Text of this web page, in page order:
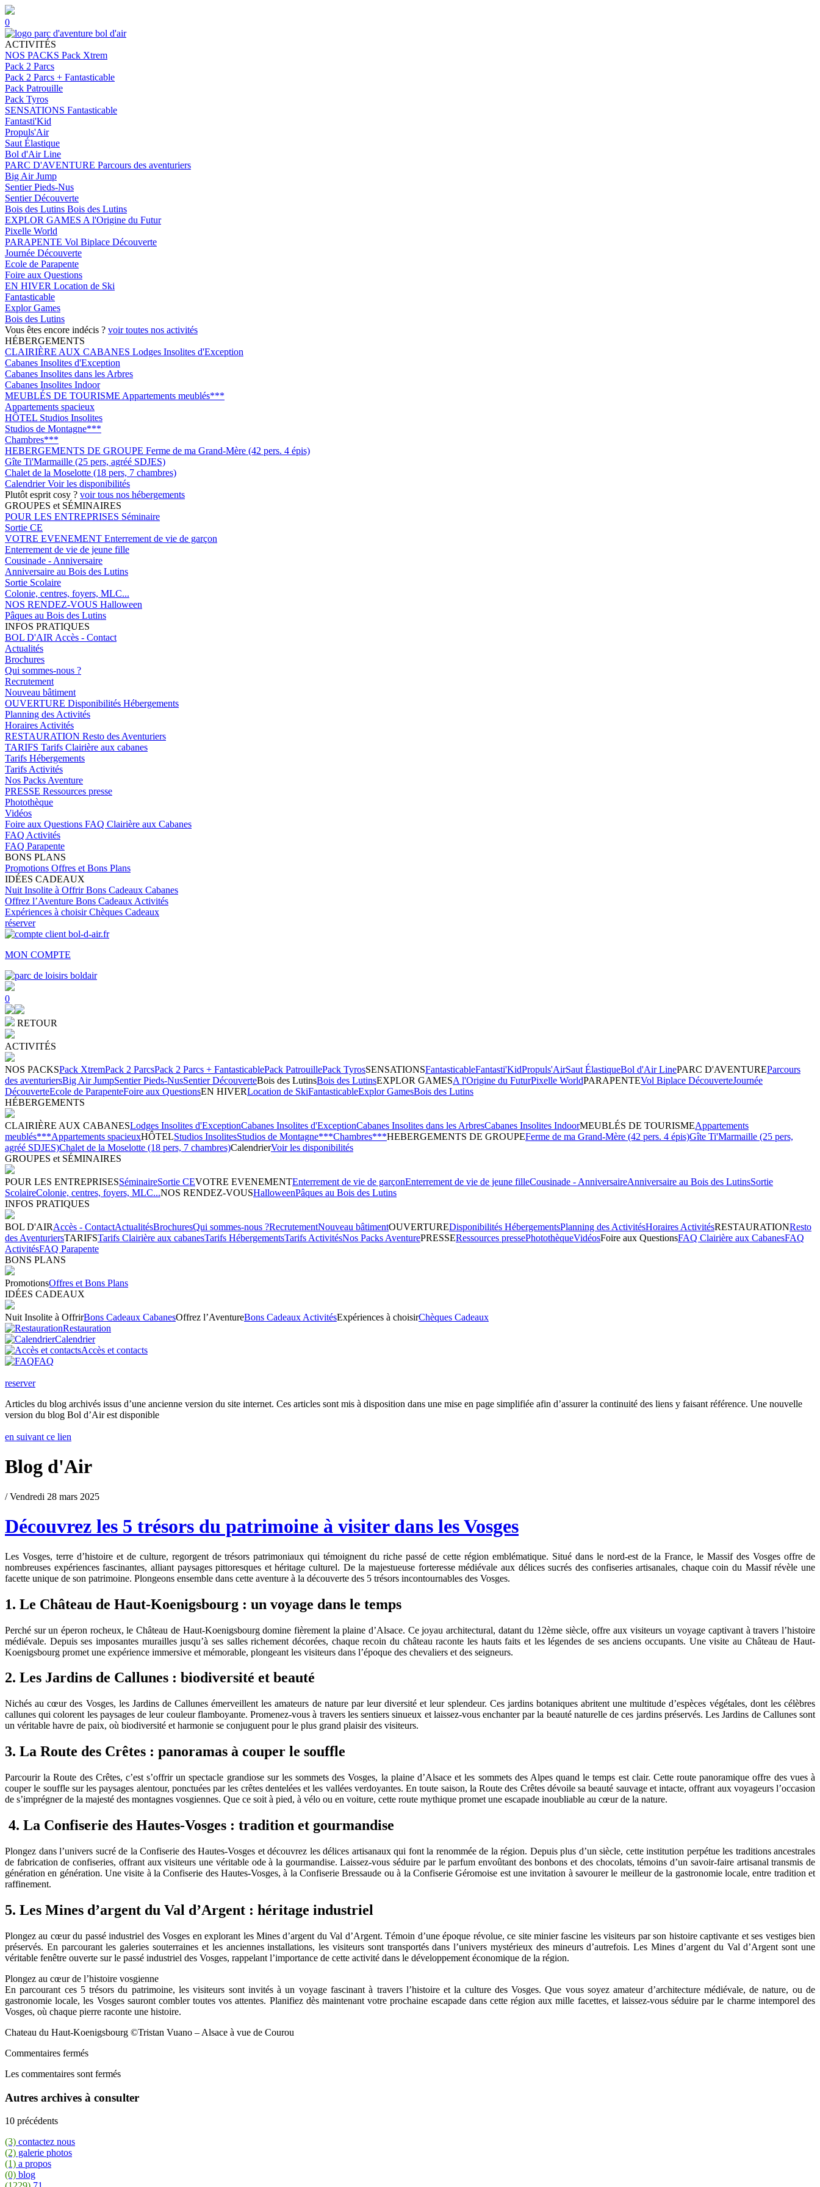
0
ACTIVITÉS
NOS PACKS Pack Xtrem
Pack 2 Parcs
Pack 2 Parcs + Fantasticable
Pack Patrouille
Pack Tyros
SENSATIONS Fantasticable
Fantasti'Kid
Propuls'Air
Saut Élastique
Bol d'Air Line
PARC D'AVENTURE Parcours des aventuriers
Big Air Jump
Sentier Pieds-Nus
Sentier Découverte
Bois des Lutins Bois des Lutins
EXPLOR GAMES A l'Origine du Futur
Pixelle World
PARAPENTE Vol Biplace Découverte
Journée Découverte
Ecole de Parapente
Foire aux Questions
EN HIVER Location de Ski
Fantasticable
Explor Games
Bois des Lutins
Vous êtes encore indécis ? voir toutes nos activités
HÉBERGEMENTS
CLAIRIÈRE AUX CABANES Lodges Insolites d'Exception
Cabanes Insolites d'Exception
Cabanes Insolites dans les Arbres
Cabanes Insolites Indoor
MEUBLÉS DE TOURISME Appartements meublés***
Appartements spacieux
HÔTEL Studios Insolites
Studios de Montagne***
Chambres***
HEBERGEMENTS DE GROUPE Ferme de ma Grand-Mère (42 pers. 4 épis)
Gîte Ti'Marmaille (25 pers, agréé SDJES)
Chalet de la Moselotte (18 pers, 7 chambres)
CalendrierVoir les disponibilités
Plutôt esprit cosy ? voir tous nos hébergements
GROUPES et SÉMINAIRES
POUR LES ENTREPRISES Séminaire
Sortie CE
VOTRE EVENEMENT Enterrement de vie de garçon
Enterrement de vie de jeune fille
Cousinade - Anniversaire
Anniversaire au Bois des Lutins
Sortie Scolaire
Colonie, centres, foyers, MLC...
NOS RENDEZ-VOUS Halloween
Pâques au Bois des Lutins
INFOS PRATIQUES
BOL D'AIR Accès - Contact
Actualités
Brochures
Qui sommes-nous ?
Recrutement
Nouveau bâtiment
OUVERTURE Disponibilités Hébergements
Planning des Activités
Horaires Activités
RESTAURATION Resto des Aventuriers
TARIFS Tarifs Clairière aux cabanes
Tarifs Hébergements
Tarifs Activités
Nos Packs Aventure
PRESSE Ressources presse
Photothèque
Vidéos
Foire aux Questions FAQ Clairière aux Cabanes
FAQ Activités
FAQ Parapente
BONS PLANS
Promotions Offres et Bons Plans
IDÉES CADEAUX
Nuit Insolite à OffrirBons Cadeaux Cabanes
Offrez l’Aventure Bons Cadeaux Activités
Expériences à choisirChèques Cadeaux
réserver
MON COMPTE
0
RETOUR
ACTIVITÉS
NOS PACKSPack XtremPack 2 ParcsPack 2 Parcs + FantasticablePack PatrouillePack TyrosSENSATIONSFantasticableFantasti'KidPropuls'AirSaut ÉlastiqueBol d'Air LinePARC D'AVENTUREParcours
des aventuriersBig Air JumpSentier Pieds-NusSentier DécouverteBois des LutinsBois des LutinsEXPLOR GAMESA l'Origine du FuturPixelle WorldPARAPENTEVol Biplace DécouverteJournée
DécouverteEcole de ParapenteFoire aux QuestionsEN HIVERLocation de SkiFantasticableExplor GamesBois des Lutins
HÉBERGEMENTS
CLAIRIÈRE AUX CABANESLodges Insolites d'ExceptionCabanes Insolites d'ExceptionCabanes Insolites dans les ArbresCabanes Insolites IndoorMEUBLÉS DE TOURISMEAppartements
meublés***Appartements spacieuxHÔTELStudios InsolitesStudios de Montagne***Chambres***HEBERGEMENTS DE GROUPEFerme de ma Grand-Mère (42 pers. 4 épis)Gîte Ti'Marmaille (25 pers,
agréé SDJES)Chalet de la Moselotte (18 pers, 7 chambres)CalendrierVoir les disponibilités
GROUPES et SÉMINAIRES
POUR LES ENTREPRISESSéminaireSortie CEVOTRE EVENEMENTEnterrement de vie de garçonEnterrement de vie de jeune filleCousinade - AnniversaireAnniversaire au Bois des LutinsSortie
ScolaireColonie, centres, foyers, MLC...NOS RENDEZ-VOUSHalloweenPâques au Bois des Lutins
INFOS PRATIQUES
BOL D'AIRAccès - ContactActualitésBrochuresQui sommes-nous ?RecrutementNouveau bâtimentOUVERTUREDisponibilités HébergementsPlanning des ActivitésHoraires ActivitésRESTAURATIONResto
des AventuriersTARIFSTarifs Clairière aux cabanesTarifs HébergementsTarifs ActivitésNos Packs AventurePRESSERessources pressePhotothèqueVidéosFoire aux QuestionsFAQ Clairière aux CabanesFAQ
ActivitésFAQ Parapente
BONS PLANS
PromotionsOffres et Bons Plans
IDÉES CADEAUX
Nuit Insolite à OffrirBons Cadeaux CabanesOffrez l’AventureBons Cadeaux ActivitésExpériences à choisirChèques Cadeaux
Restauration
Calendrier
Accès et contacts
FAQ
reserver
Articles du blog archivés issus d’une ancienne version du site internet. Ces articles sont mis à disposition dans une mise en page simplifiée afin d’assurer la continuité des liens y faisant référence. Une nouvelle
version du blog Bol d’Air est disponible
en suivant ce lien
Blog d'Air
/ Vendredi 28 mars 2025
Découvrez les 5 trésors du patrimoine à visiter dans les Vosges
Les Vosges, terre d’histoire et de culture, regorgent de trésors patrimoniaux qui témoignent du riche passé de cette région emblématique. Situé dans le nord-est de la France, le Massif des Vosges offre de
nombreuses expériences fascinantes, alliant paysages pittoresques et héritage culturel. De la majestueuse forteresse médiévale aux délices sucrés des confiseries artisanales, chaque coin du Massif révèle une
facette unique de son patrimoine. Plongeons ensemble dans cette aventure à la découverte des 5 trésors incontournables des Vosges.
1. Le Château de Haut-Koenigsbourg : un voyage dans le temps
Perché sur un éperon rocheux, le Château de Haut-Koenigsbourg domine fièrement la plaine d’Alsace. Ce joyau architectural, datant du 12ème siècle, offre aux visiteurs un voyage captivant à travers l’histoire
médiévale. Depuis ses imposantes murailles jusqu’à ses salles richement décorées, chaque recoin du château raconte les hauts faits et les légendes de ses anciens occupants. Une visite au Château de Haut-
Koenigsbourg promet une expérience immersive et mémorable, plongeant les visiteurs dans l’époque des chevaliers et des seigneurs.
2. Les Jardins de Callunes : biodiversité et beauté
Nichés au cœur des Vosges, les Jardins de Callunes émerveillent les amateurs de nature par leur diversité et leur splendeur. Ces jardins botaniques abritent une multitude d’espèces végétales, dont les célèbres
callunes qui colorent les paysages de leur couleur flamboyante. Promenez-vous à travers les sentiers sinueux et laissez-vous enchanter par la beauté naturelle de ces jardins préservés. Les Jardins de Callunes sont
un véritable havre de paix, où biodiversité et harmonie se conjuguent pour le plus grand plaisir des visiteurs.
3. La Route des Crêtes : panoramas à couper le souffle
Parcourir la Route des Crêtes, c’est s’offrir un spectacle grandiose sur les sommets des Vosges, la plaine d’Alsace et les sommets des Alpes quand le temps est clair. Cette route panoramique offre des vues à
couper le souffle sur les paysages alentour, ponctuées par les crêtes dentelées et les vallées verdoyantes. En toute saison, la Route des Crêtes dévoile sa beauté sauvage et intacte, offrant aux voyageurs l’occasion
de s’imprégner de la majesté des montagnes vosgiennes. Que ce soit à pied, à vélo ou en voiture, cette route mythique promet une escapade inoubliable au cœur de la nature.
4. La Confiserie des Hautes-Vosges : tradition et gourmandise
Plongez dans l’univers sucré de la Confiserie des Hautes-Vosges et découvrez les délices artisanaux qui font la renommée de la région. Depuis plus d’un siècle, cette institution perpétue les traditions ancestrales
de fabrication de confiseries, offrant aux visiteurs une véritable ode à la gourmandise. Laissez-vous séduire par le parfum envoûtant des bonbons et des chocolats, témoins d’un savoir-faire artisanal transmis de
génération en génération. Une visite à la Confiserie des Hautes-Vosges, à la Confiserie Bressaude ou à la Confiserie Géromoise est une invitation à savourer le meilleur de la gastronomie locale, entre tradition et
raffinement.
5. Les Mines d’argent du Val d’Argent : héritage industriel
Plongez au cœur du passé industriel des Vosges en explorant les Mines d’argent du Val d’Argent. Témoin d’une époque révolue, ce site minier fascine les visiteurs par son histoire captivante et ses vestiges bien
préservés. En parcourant les galeries souterraines et les anciennes installations, les visiteurs sont transportés dans l’univers mystérieux des mineurs d’autrefois. Les Mines d’argent du Val d’Argent sont une
véritable fenêtre ouverte sur le passé industriel des Vosges, rappelant l’importance de cette activité dans le développement économique de la région.
Plongez au cœur de l’histoire vosgienne
En parcourant ces 5 trésors du patrimoine, les visiteurs sont invités à un voyage fascinant à travers l’histoire et la culture des Vosges. Que vous soyez amateur d’architecture médiévale, de nature, ou de
gastronomie locale, les Vosges sauront combler toutes vos attentes. Planifiez dès maintenant votre prochaine escapade dans cette région aux mille facettes, et laissez-vous séduire par le charme intemporel des
Vosges, où chaque pierre raconte une histoire.
Chateau du Haut-Koenigsbourg ©Tristan Vuano – Alsace à vue de Courou
Commentaires fermés
Les commentaires sont fermés
Autres archives à consulter
10 précédents
(3) contactez nous
(2) galerie photos
(1) a propos
(0) blog